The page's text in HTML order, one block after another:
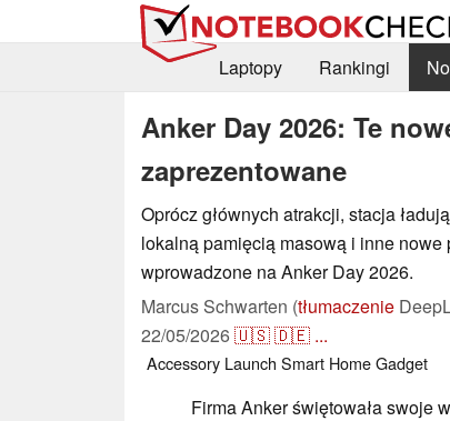
Laptopy
Rankingi
Anker Day 2026: Te
zaprezentowane
Oprócz głównych atrakcji, stacja
lokalną pamięcią masową i inne nowe
wprowadzone na Anker Day 2026.
Marcus Schwarten (tłumaczenie
22/05/2026🇺🇸🇩🇪 ...
Accessory Launch Smart HomeGadget
Firma Anker świętowała swoje